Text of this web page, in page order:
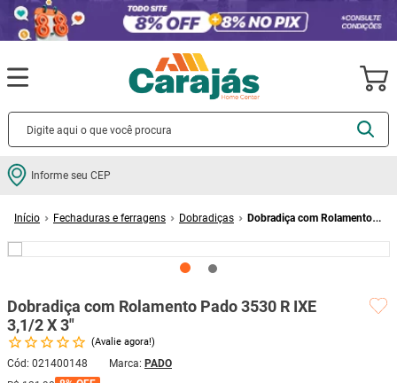
Informe seu CEP
Fechaduras e ferragens Dobradiças
Dobradiça com Rolamento
Dobradiça com Rolamento Pado 3530 R IXE
3,1/2 X 3"
Avalie agora!
Cód: 021400148
PADO
Termos mais buscados
2º porcelanato
5º porta
6º vaso sanitário
7º tinta